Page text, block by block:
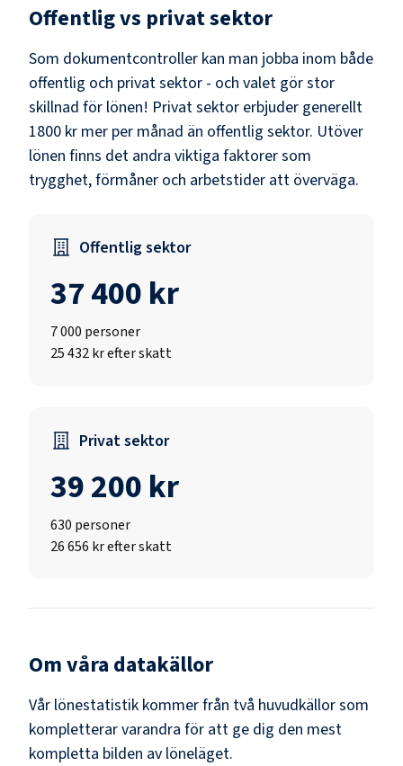
Offentlig vs privat sektor
Som dokumentcontroller kan man jobba inom både
offentlig och privat sektor - och valet gör stor
skillnad för lönen! Privat sektor erbjuder generellt
1800 kr mer per månad än offentlig sektor. Utöver
lönen finns det andra viktiga faktorer som
trygghet, förmåner och arbetstider att överväga.
Offentlig sektor
37 400 kr
7 000 personer
25 432 kr efter skatt
Privat sektor
39 200 kr
630 personer
26 656 kr efter skatt
Om våra datakällor
Vår lönestatistik kommer från två huvudkällor som
kompletterar varandra för att ge dig den mest
kompletta bilden av löneläget.